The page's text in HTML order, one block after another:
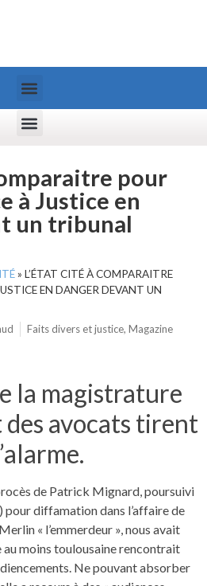
pour
à Justice en
un tribunal
» L’ÉTAT CITÉ À COMPARAITRE
EN DANGER DEVANT UN
Faits divers et justice, Magazine
la magistrature
avocats tirent
de Patrick Mignard, poursuivi
pour diffamation dans l’affaire de
« l’emmerdeur », nous avait
moins toulousaine rencontrait
Ne pouvant absorber